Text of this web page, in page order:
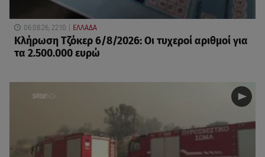
06.08.26, 22:10 ΕΛΛΑΔΑ
Κλήρωση Τζόκερ 6/8/2026: Οι τυχεροί αριθμοί για
τα 2.500.000 ευρώ